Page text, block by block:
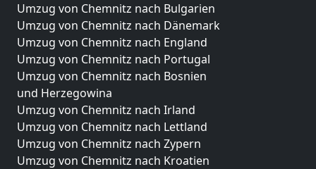
Umzug von Chemnitz nach Bulgarien
Umzug von Chemnitz nach Dänemark
Umzug von Chemnitz nach England
Umzug von Chemnitz nach Portugal
Umzug von Chemnitz nach Bosnien
und Herzegowina
Umzug von Chemnitz nach Irland
Umzug von Chemnitz nach Lettland
Umzug von Chemnitz nach Zypern
Umzug von Chemnitz nach Kroatien